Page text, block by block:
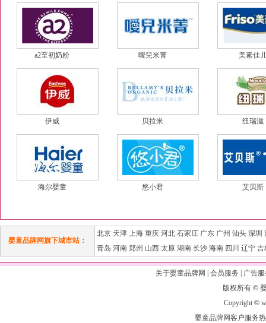
a2至初奶粉 曖兒米菁 美素佳
伊威 贝拉米 纽瑞滋
海尔婴童 悠小君 艾贝斯
婴童品牌网旗下城市站：
北京 天津 上海 重庆 河北 石家庄 广东 广州 汕头 深圳
青岛 河南 郑州 山西 太原 湖南 长沙 海南 四川 辽宁 吉
关于婴童品牌网 会员服务
广告
版权所有 ©
Copyright©
婴童品牌网客户服务